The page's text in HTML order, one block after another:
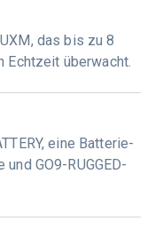
das bis zu 8
Echtzeit überwacht.
eine Batterie-
GO9-RUGGED-